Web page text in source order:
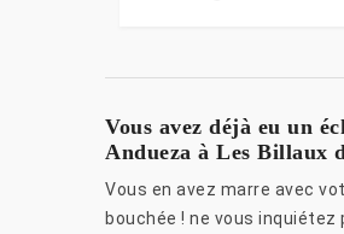
Vous avez déjà eu un
Andueza à Les Billaux
Vous en avez marre avec
bouchée ! ne vous